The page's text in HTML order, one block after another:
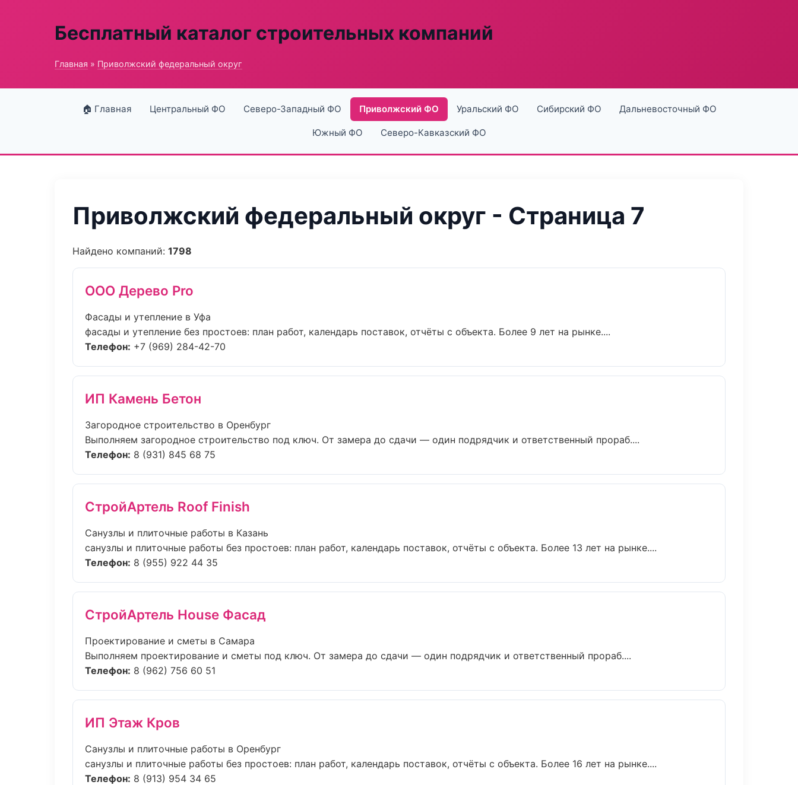
Бесплатный каталог строительных компаний
Главная » Приволжский федеральный округ
🏠 Главная Центральный ФО Северо-Западный ФО Приволжский ФО Уральский ФО Сибирский ФО Дальневосточный ФО
Южный ФО Северо-Кавказский ФО
Приволжский федеральный округ - Страница 7
Найдено компаний: 1798
ООО Дерево Pro
Фасады и утепление в Уфа
фасады и утепление без простоев: план работ, календарь поставок, отчёты с объекта. Более 9 лет на рынке....
Телефон: +7 (969) 284-42-70
ИП Камень Бетон
Загородное строительство в Оренбург
Выполняем загородное строительство под ключ. От замера до сдачи — один подрядчик и ответственный прораб....
Телефон: 8 (931) 845 68 75
СтройАртель Roof Finish
Санузлы и плиточные работы в Казань
санузлы и плиточные работы без простоев: план работ, календарь поставок, отчёты с объекта. Более 13 лет на рынке....
Телефон: 8 (955) 922 44 35
СтройАртель House Фасад
Проектирование и сметы в Самара
Выполняем проектирование и сметы под ключ. От замера до сдачи — один подрядчик и ответственный прораб....
Телефон: 8 (962) 756 60 51
ИП Этаж Кров
Санузлы и плиточные работы в Оренбург
санузлы и плиточные работы без простоев: план работ, календарь поставок, отчёты с объекта. Более 16 лет на рынке....
Телефон: 8 (913) 954 34 65